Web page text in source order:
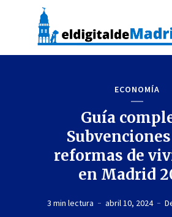
ECONOMÍA
Guía
reformas de
en Madrid
3 min lectura abril 10, 2024